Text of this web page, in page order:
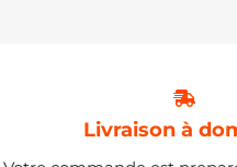
Livraison à